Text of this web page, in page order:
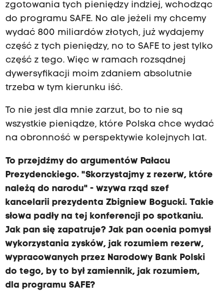
zgotowania tych pieniędzy indziej, wchodząc
do programu SAFE. No ale jeżeli my chcemy
wydać 800 miliardów złotych, już wydajemy
część z tych pieniędzy, no to SAFE to jest tylko
część z tego. Więc w ramach rozsądnej
dywersyfikacji moim zdaniem absolutnie
trzeba w tym kierunku iść.
To nie jest dla mnie zarzut, bo to nie są
wszystkie pieniądze, które Polska chce wydać
na obronność w perspektywie kolejnych lat.
To przejdźmy do argumentów Pałacu
Prezydenckiego. "Skorzystajmy z rezerw, które
należą do narodu" - wzywa rząd szef
kancelarii prezydenta Zbigniew Bogucki. Takie
słowa padły na tej konferencji po spotkaniu.
Jak pan się zapatruje? Jak pan ocenia pomysł
wykorzystania zysków, jak rozumiem rezerw,
wypracowanych przez Narodowy Bank Polski
do tego, by to był zamiennik, jak rozumiem,
dla programu SAFE?